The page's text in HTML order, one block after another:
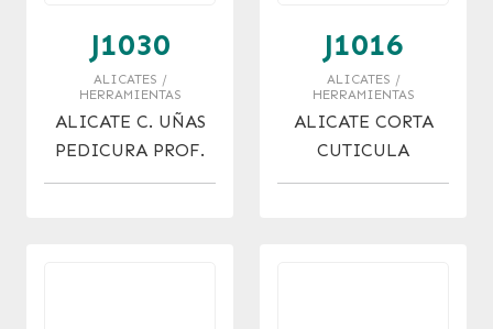
J1030
ALICATES /
HERRAMIENTAS
ALICATE C. UÑAS
PEDICURA PROF.
J1016
ALICATES /
HERRAMIENTAS
ALICATE CORTA
CUTICULA